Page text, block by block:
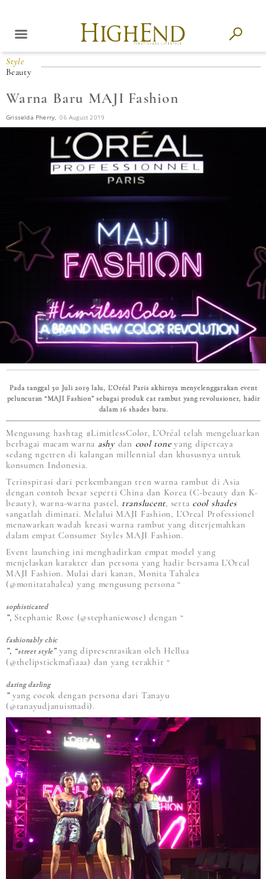
Style
Beauty
Warna Baru MAJI Fashion
Grisselda Pherry, 06 August 2019
Pada tanggal 30 Juli 2019 lalu, L’Oréal Paris akhirnya menyelenggarakan event
peluncuran “MAJI Fashion” sebagai produk cat rambut yang revolusioner, hadir
dalam 16 shades baru.
Mengusung hashtag #LimitlessColor, L’Oréal telah mengeluarkan
berbagai macam warna ashy dan cool tone yang dipercaya
sedang ngetren di kalangan millennial dan khususnya untuk
konsumen Indonesia.
Terinspirasi dari perkembangan tren warna rambut di Asia
dengan contoh besar seperti China dan Korea (C-beauty dan K-
beauty), warna-warna pastel, translucent, serta cool shades
sangatlah diminati. Melalui MAJI Fashion, L’Oreal Professionel
menawarkan wadah kreasi warna rambut yang diterjemahkan
dalam empat Consumer Styles MAJI Fashion.
Event launching ini menghadirkan empat model yang
menjelaskan karakter dan persona yang hadir bersama L’Oreal
MAJI Fashion. Mulai dari kanan, Monita Tahalea
(@monitatahalea) yang mengusung persona “
sophisticated
”, Stephanie Rose (@stephaniewose) dengan “
fashionably chic
”, “street style” yang dipresentasikan oleh Hellua
(@thelipstickmafiaaa) dan yang terakhir “
daring darling
” yang cocok dengan persona dari Tanayu
(@tanayudjanuismadi).